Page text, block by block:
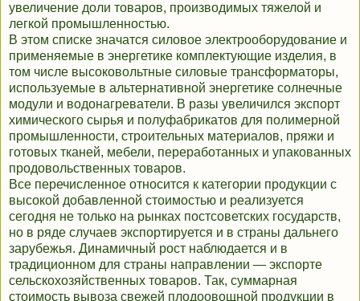
увеличение доли товаров, производимых тяжелой и
легкой промышленностью.
В этом списке значатся силовое электрооборудование и
применяемые в энергетике комплектующие изделия, в
том числе высоковольтные силовые трансформаторы,
используемые в альтернативной энергетике солнечные
модули и водонагреватели. В разы увеличился экспорт
химического сырья и полуфабрикатов для полимерной
промышленности, строительных материалов, пряжи и
готовых тканей, мебели, переработанных и упакованных
продовольственных товаров.
Все перечисленное относится к категории продукции с
высокой добавленной стоимостью и реализуется
сегодня не только на рынках постсоветских государств,
но в ряде случаев экспортируется и в страны дальнего
зарубежья. Динамичный рост наблюдается и в
традиционном для страны направлении — экспорте
сельскохозяйственных товаров. Так, суммарная
стоимость вывоза свежей плодоовощной продукции в